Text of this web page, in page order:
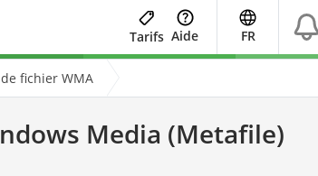
Tarifs Aide FR
fichier WMA
Media (Metafile)